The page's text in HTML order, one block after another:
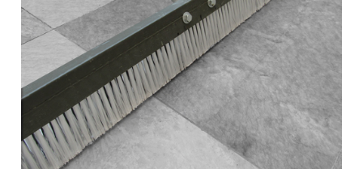
para
hormigón
(+
Aplicaciones)